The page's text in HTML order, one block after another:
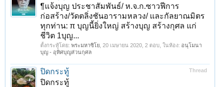
¶แจ้งบุญ ประชาสัมพันธ์/ ห.จ.ก.ซาวฟีการ
ก่อสร้าง/วัดตลิ่งชันอารามหลวง/ และกัลยาณมิตร
ทุกท่าน: π บุญนี้ยิ่งใหญ่ สร้างบุญ สร้างกุศล แก่
ชีวิต 1บุญ...
ตั้งกระทู้โดย: พระมหาซิโย 20 เมษายน 2020 , 2 ตอบ, ในห้อง: อนุโมนา
บุญ - อุทิศบุญส่วนกุศล
Thread
ปิดกระทู้
ปิดกระทู้